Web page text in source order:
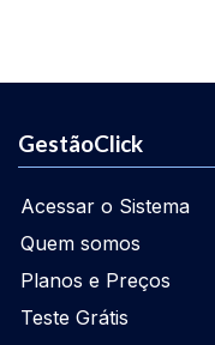
GestãoClick
Acessar o Sistema
Quem somos
Planos e Preços
Teste Grátis